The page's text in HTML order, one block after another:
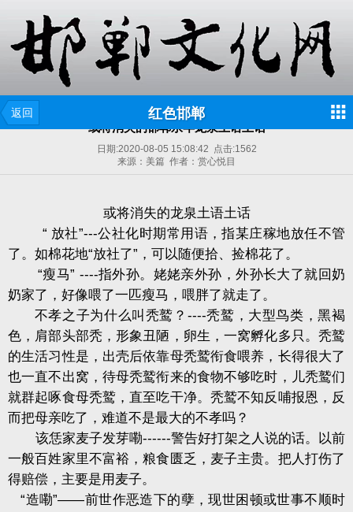
返回 红色邯郸
或将消失的邯郸永年龙泉土语土话
日期:2020-08-05 15:08:42 点击:1562
来源：美篇 作者：赏心悦目
或将消失的龙泉土语土话
“ 放社”---公社化时期常用语，指某庄稼地放任不管
了。如棉花地“放社了”，可以随便拾、捡棉花了。
“瘦马” ----指外孙。姥姥亲外孙，外孙长大了就回奶
奶家了，好像喂了一匹瘦马，喂胖了就走了。
不孝之子为什么叫秃鹫？----秃鹫，大型鸟类，黑褐
色，肩部头部秃，形象丑陋，卵生，一窝孵化多只。秃鹫
的生活习性是，出壳后依靠母秃鹫衔食喂养，长得很大了
也一直不出窝，待母秃鹫衔来的食物不够吃时，儿秃鹫们
就群起啄食母秃鹫，直至吃干净。秃鹫不知反哺报恩，反
而把母亲吃了，难道不是最大的不孝吗？
该恁家麦子发芽嘞------警告好打架之人说的话。以前
一般百姓家里不富裕，粮食匮乏，麦子主贵。把人打伤了
得赔偿，主要是用麦子。
“造嘞”——前世作恶造下的孽，现世困顿或世事不顺时